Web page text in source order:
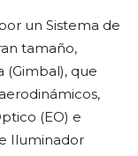
un Sistema de
tamaño,
(Gimbal), que
(EO) e
Iluminador